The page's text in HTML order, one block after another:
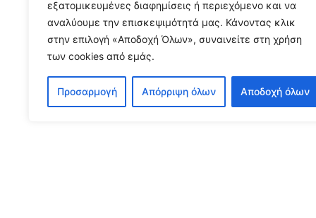
εξατομικευμένες διαφημίσεις ή περιεχόμενο και να
αναλύουμε την επισκεψιμότητά μας. Κάνοντας κλικ
στην επιλογή «Αποδοχή Όλων», συναινείτε στη χρήση
των cookies από εμάς.
Προσαρμογή Απόρριψη όλων Αποδοχή όλων
NEWS FROM THE FIELD -
August 3, 2026
Διαβάστε περισσότερα...